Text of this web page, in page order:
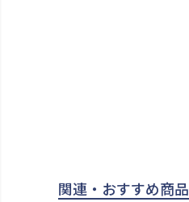
関連・おすすめ商品